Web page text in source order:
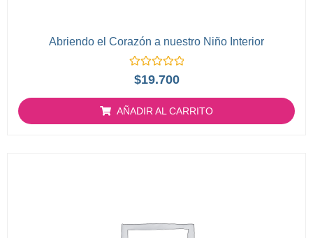
Abriendo el Corazón a nuestro Niño Interior
Valorado
con
5
$19.700
AÑADIR AL CARRITO